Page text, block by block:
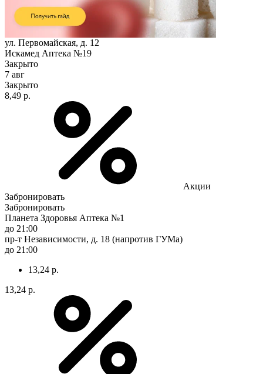
ул. Первомайская, д. 12
Искамед Аптека №19
Закрыто
7 авг
Закрыто
8,49 р.
Акции
Забронировать
Забронировать
Планета Здоровья Аптека №1
до 21:00
пр-т Независимости, д. 18 (напротив ГУМа)
до 21:00
13,24 р.
13,24 р.